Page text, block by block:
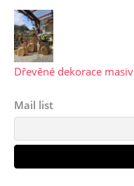
Dřevěné dekorace masiv
Mail list